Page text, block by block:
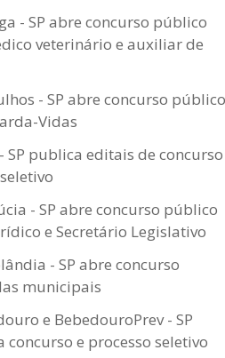
- SP abre concurso público
veterinário e auxiliar de
- SP abre concurso público
Vidas
SP publica editais de concurso
- SP abre concurso público
e Secretário Legislativo
- SP abre concurso
municipais
e BebedouroPrev - SP
e processo seletivo